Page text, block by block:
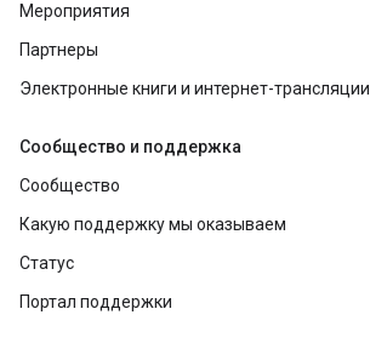
Мероприятия
Партнеры
Электронные книги и интернет-трансляции
Сообщество и поддержка
Сообщество
Какую поддержку мы оказываем
Статус
Портал поддержки